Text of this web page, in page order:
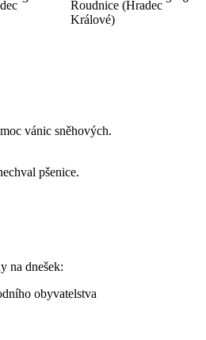
Roudnice (Hradec
Králové)
vánic sněhových.
pšenice.
na dnešek:
obyvatelstva